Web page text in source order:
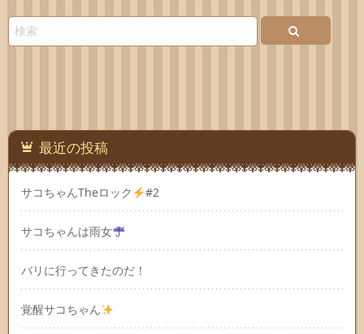
最近の投稿
サコちゃんTheロック #2
サコちゃんは雨女
バリに行ってきたのだ！
覚醒サコちゃん